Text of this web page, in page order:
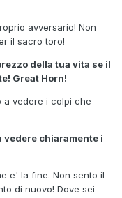
avversario! Non
il sacro toro!
della tua vita se il
Great Horn!
a vedere i colpi che
vedere chiaramente i
e' la fine. Non sento il
di nuovo! Dove sei